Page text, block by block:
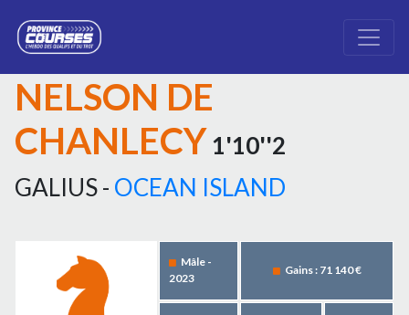
NELSON DE
CHANLECY 1'10''2
GALIUS - OCEAN ISLAND
Mâle -
2023
Gains : 71 140 €